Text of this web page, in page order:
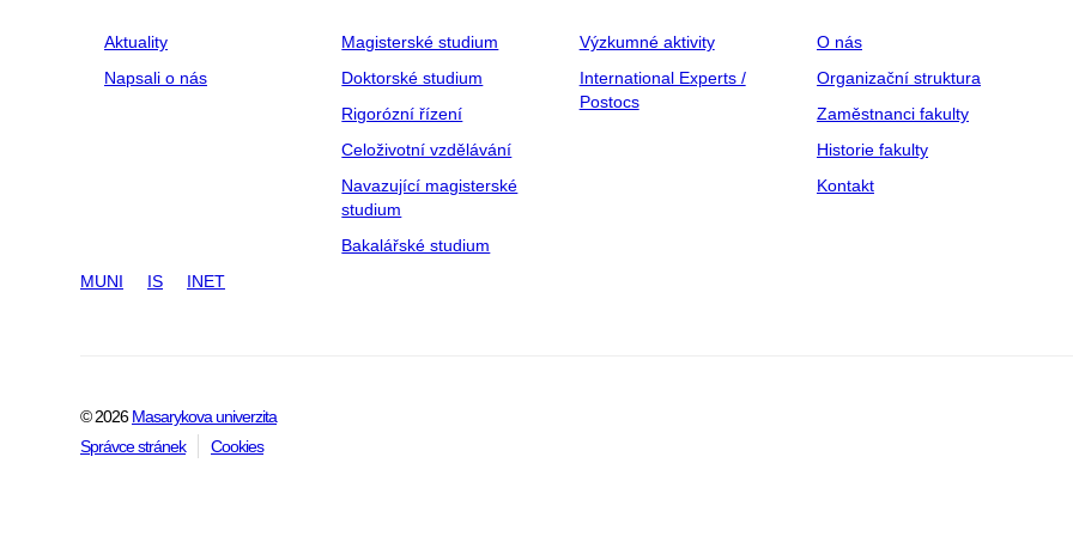
Aktuality
Napsali o nás
Magisterské studium
Doktorské studium
Rigorózní řízení
Celoživotní vzdělávání
Navazující magisterské
studium
Bakalářské studium
Výzkumné aktivity
International Experts /
Postocs
O nás
Organizační struktura
Zaměstnanci fakulty
Historie fakulty
Kontakt
MUNI IS INET
© 2026Masarykova univerzita
Správce stránek
Cookies